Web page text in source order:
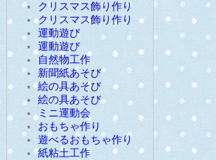
クリスマス飾り作り
クリスマス飾り作り
運動遊び
運動遊び
自然物工作
新聞紙あそび
絵の具あそび
絵の具あそび
ミニ運動会
おもちゃ作り
遊べるおもちゃ作り
紙粘土工作